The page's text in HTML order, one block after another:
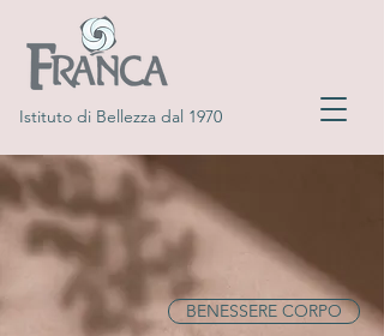
Istituto di Bellezza dal 1970
BENESSERE CORPO